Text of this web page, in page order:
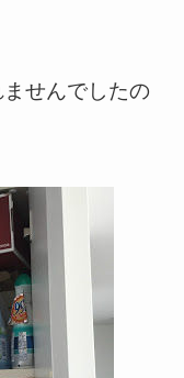
ませんでしたの